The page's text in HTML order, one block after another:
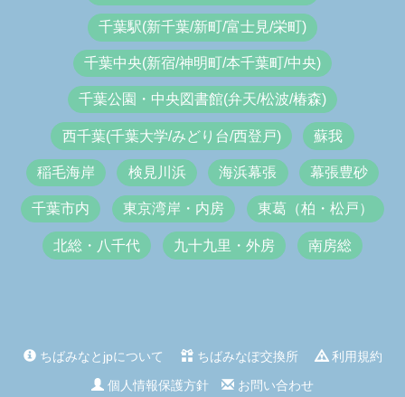
千葉駅(新千葉/新町/富士見/栄町)
千葉中央(新宿/神明町/本千葉町/中央)
千葉公園・中央図書館(弁天/松波/椿森)
西千葉(千葉大学/みどり台/西登戸) 蘇我
稲毛海岸 検見川浜 海浜幕張 幕張豊砂
千葉市内 東京湾岸・内房 東葛（柏・松戸）
北総・八千代 九十九里・外房 南房総
ちばみなとjpについて ちばみなぽ交換所
利用規約
個人情報保護方針
お問い合わせ